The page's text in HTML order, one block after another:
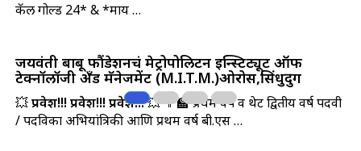
कॅल गोल्ड 24* & *माय …
जयवंती बाबू फौंडेशनचं मेट्रोपोलिटन इन्स्टिट्यूट ऑफ
टेक्नॉलॉजी अँड मॅनेजमेंट (M.I.T.M.)ओरोस,सिंधुदुर्ग
💥प्रवेश!!! प्रवेश!!! प्रवेश!!!💥 👨‍🏫 प्रथम वर्ष व थेट द्वितीय वर्ष पदवी
/ पदविका अभियांत्रिकी आणि प्रथम वर्ष बी.एस …